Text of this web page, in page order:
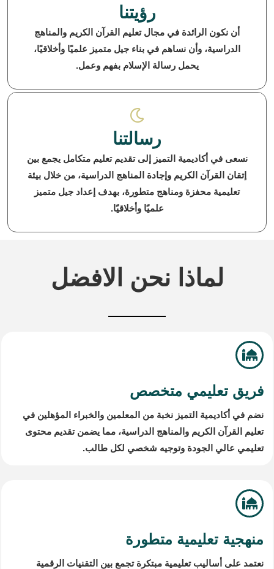
رؤيتنا
أن نكون الرائدة في مجال تعليم القرآن الكريم والمناهج
الدراسية، وأن نساهم في بناء جيل متميز علميًا وأخلاقيًا،
يحمل رسالة الإسلام بفهم وعمل.
رسالتنا
نسعى في أكاديمية التميز إلى تقديم تعليم متكامل يجمع بين
إتقان القرآن الكريم وإجادة المناهج الدراسية، من خلال بيئة
تعليمية محفزة ومناهج متطورة، بهدف إعداد جيل متميز
علميًا وأخلاقيًا.
لماذا نحن الافضل
فريق تعليمي متخصص
نضم في أكاديمية التميز نخبة من المعلمين والخبراء المؤهلين في
تعليم القرآن الكريم والمناهج الدراسية، مما يضمن تقديم محتوى
تعليمي عالي الجودة وتوجيه شخصي لكل طالب.
منهجية تعليمية متطورة
نعتمد على أساليب تعليمية مبتكرة تجمع بين التقنيات الرقمية